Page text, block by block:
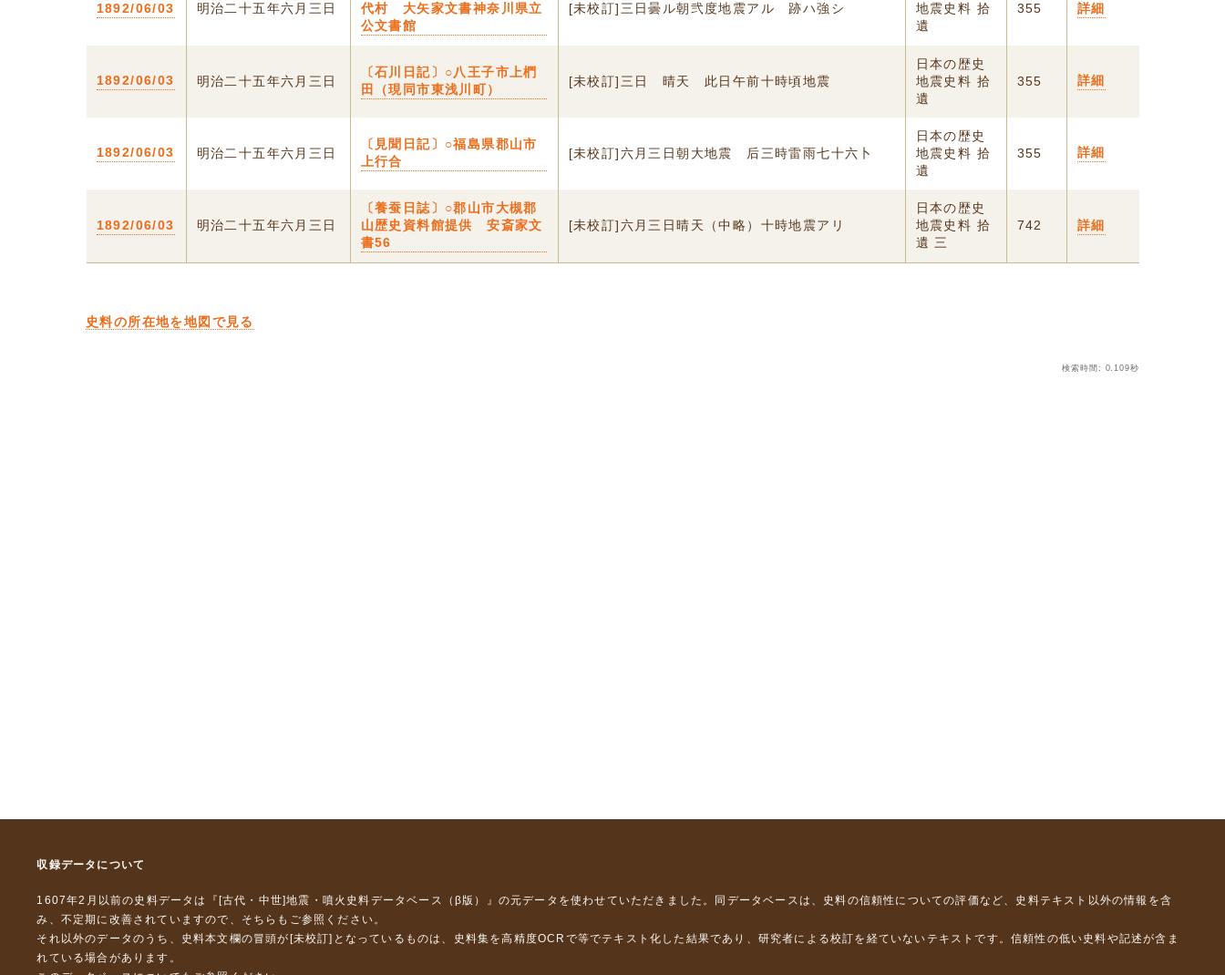
1892/06/03 明治二十五年六月三日
代村 大矢家文書神奈川県立
公文書館
[未校訂]三日曇ル朝弐度地震アル 跡ハ強シ
地震史料 拾
遺
355 詳細
1892/06/03 明治二十五年六月三日
〔石川日記〕○八王子市上椚
田（現同市東浅川町）
[未校訂]三日 晴天 此日午前十時頃地震
日本の歴史
地震史料 拾
遺
355 詳細
1892/06/03 明治二十五年六月三日
〔見聞日記〕○福島県郡山市
上行合
[未校訂]六月三日朝大地震 后三時雷雨七十六卜
日本の歴史
地震史料 拾
遺
355 詳細
1892/06/03 明治二十五年六月三日
〔養蚕日誌〕○郡山市大槻郡
山歴史資料館提供 安斎家文
書56
[未校訂]六月三日晴天（中略）十時地震アリ
日本の歴史
地震史料 拾
遺 三
742 詳細
史料の所在地を地図で見る
検索時間: 0.109秒
収録データについて
1607年2月以前の史料データは『 [古代・中世]地震・噴火史料データベース（β版）』 の元データを使わせていただきました。同データベースは、史料の信頼性についての評価など、史料テキスト以外の情報を含
み、不定期に改善されていますので、 そちら もご参照ください。
それ以外のデータのうち、史料本文欄の冒頭が[未校訂]となっているものは、史料集を高精度OCRで等でテキスト化した結果であり、研究者による校訂を経ていないテキストです。信頼性の低い史料や記述が含ま
れている場合があります。